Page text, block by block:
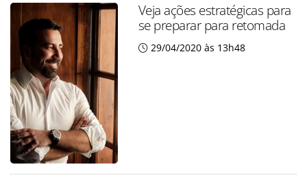
Veja ações estratégicas para
se preparar para retomada
29/04/2020 às 13h48